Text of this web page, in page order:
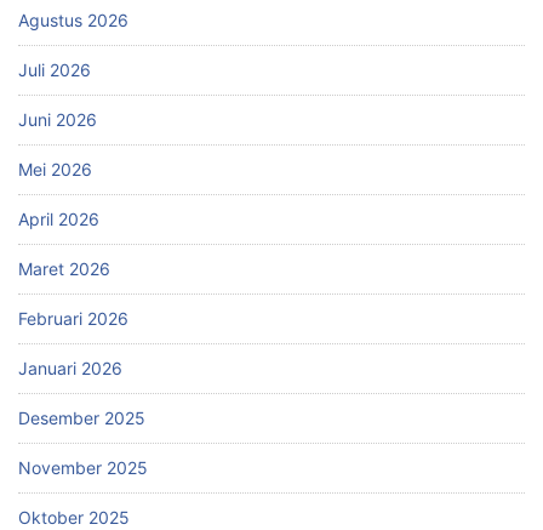
Agustus 2026
Juli 2026
Juni 2026
Mei 2026
April 2026
Maret 2026
Februari 2026
Januari 2026
Desember 2025
November 2025
Oktober 2025